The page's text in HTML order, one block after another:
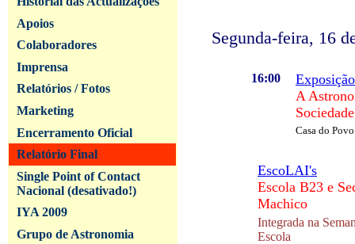
Apoios
Colaboradores
Imprensa
Relatórios / Fotos
Marketing
Encerramento Oficial
Relatório Final
Single Point of Contact
Nacional (desativado!)
IYA 2009
Grupo de Astronomia
Segunda-feira, 16
16:00
A
Sociedade
Casa do
EscoLAI's
Escola B23 e
Machico
Integrada na
Escola